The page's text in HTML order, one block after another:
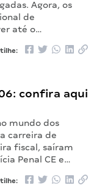
Agora, os
de
até o…
confira aqui
mundo dos
carreira de
fiscal, saíram
Penal CE e…